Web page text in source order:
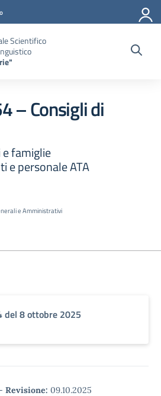
Scientifico
– Consigli di
famiglie
e personale ATA
e Amministrativi
del 8 ottobre 2025
- Revisione: 09.10.2025